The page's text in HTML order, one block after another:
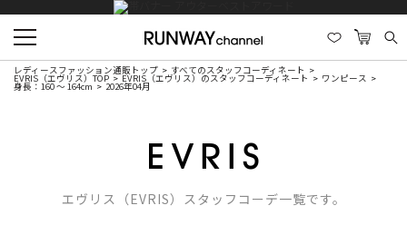
レディースファッション通販トップ すべてのスタッフコーディネート
EVRIS（エヴリス）TOP EVRIS（エヴリス）のスタッフコーディネート ワンピース
身長：160 ～ 164cm 2026年04月
エヴリス（EVRIS）スタッフコーデ一覧です。